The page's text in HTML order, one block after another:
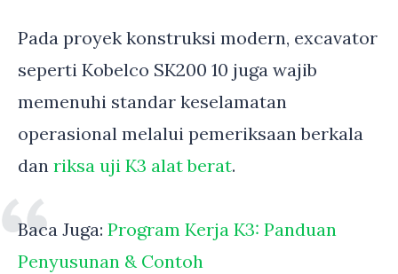
Pada proyek konstruksi modern, excavator
seperti Kobelco SK200 10 juga wajib
memenuhi standar keselamatan
operasional melalui pemeriksaan berkala
dan riksa uji K3 alat berat.
Baca Juga: Program Kerja K3: Panduan
Penyusunan & Contoh